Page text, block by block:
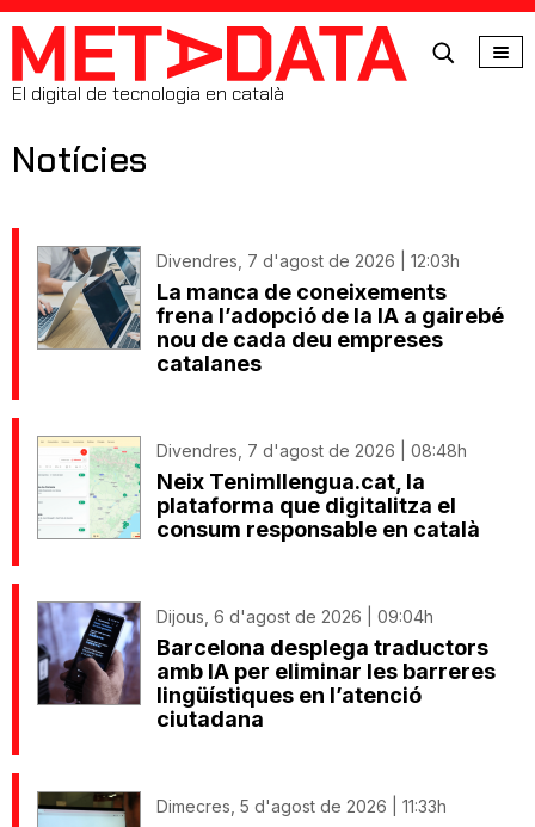
MetaData
El digital de tecnologia en català
Notícies
Divendres, 7 d'agost de 2026 | 12:03h
La manca de coneixements
frena l’adopció de la IA a gairebé
nou de cada deu empreses
catalanes
Divendres, 7 d'agost de 2026 | 08:48h
Neix Tenimllengua.cat, la
plataforma que digitalitza el
consum responsable en català
Dijous, 6 d'agost de 2026 | 09:04h
Barcelona desplega traductors
amb IA per eliminar les barreres
lingüístiques en l’atenció
ciutadana
Dimecres, 5 d'agost de 2026 | 11:33h